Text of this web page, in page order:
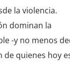
la violencia.
dominan la
-y no menos
de quienes hoy